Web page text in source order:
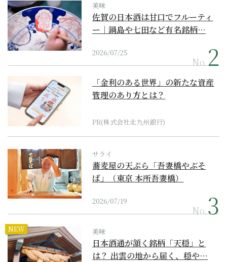
美味
佐賀の日本酒は甘口でフルーティ
ー｜鍋島や七田など有名銘柄…
2026/07/25
No.
「金利のある世界」の新たな資産
管理のあり方とは？
PR(株式会社北九州銀行)
サライ
蕎麦屋の天ぷら「吾妻橋やぶそ
ば」（東京 本所吾妻橋）
2026/07/19
No.
NEW 美味
日本酒通が頷く銘柄「天穏」と
は？ 出雲の地から届く、穏や…